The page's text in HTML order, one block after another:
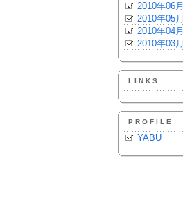
2010年06月
2010年05月
2010年04月
2010年03月
LINKS
PROFILE
YABU